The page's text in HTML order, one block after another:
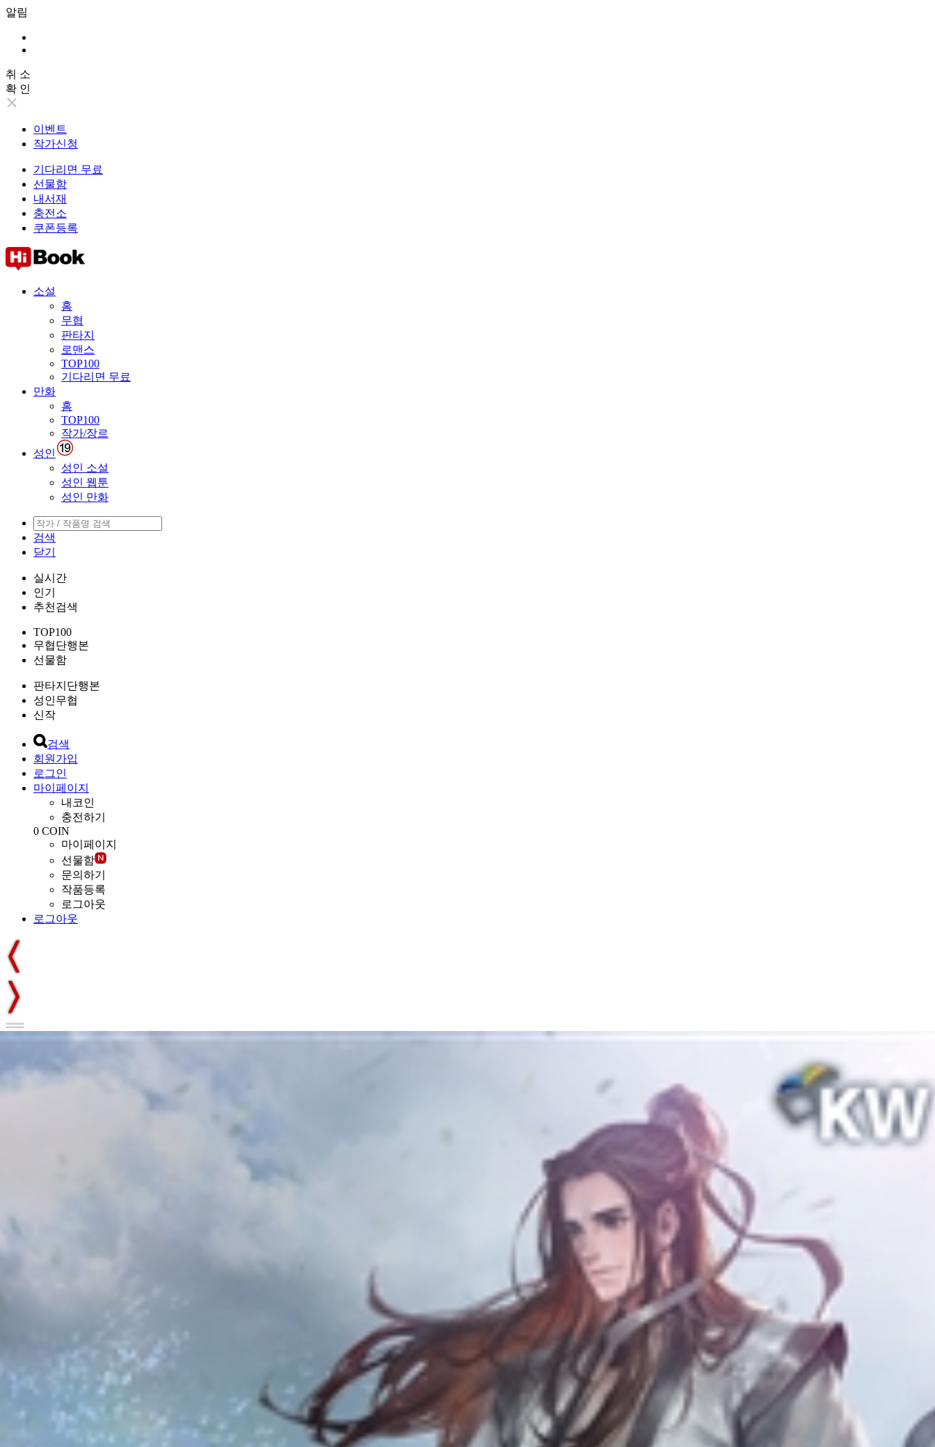
알림
취 소
확 인
이벤트
작가신청
기다리면 무료
선물함
내서재
충전소
쿠폰등록
소설
홈
무협
판타지
로맨스
TOP100
기다리면 무료
만화
홈
TOP100
작가/장르
성인
성인 소설
성인 웹툰
성인 만화
검색
닫기
실시간
인기
추천검색
TOP100
무협단행본
선물함
판타지단행본
성인무협
신작
검색
회원가입
로그인
마이페이지
내코인
충전하기
0 COIN
마이페이지
선물함
문의하기
작품등록
로그아웃
로그아웃